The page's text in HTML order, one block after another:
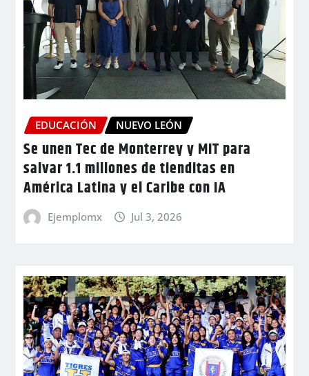
EDUCACIÓN NUEVO LEÓN
Se unen Tec de Monterrey y MIT para
salvar 1.1 millones de tienditas en
América Latina y el Caribe con IA
Ejemplomx Jul 3, 2026